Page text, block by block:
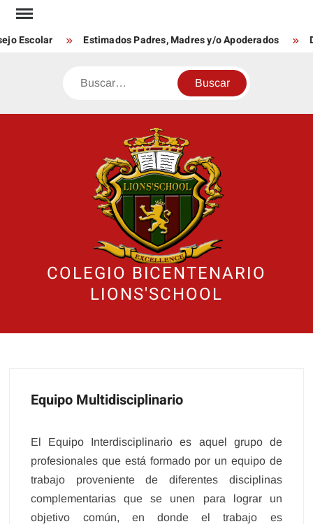
Saltar
contenido
Escolar Estimados Padres, Madres y/o Apoderados
Buscar
COLEGIO BICENTENARIO
LIONS'SCHOOL
Equipo Multidisciplinario
El Equipo Interdisciplinario es aquel grupo de
profesionales que está formado por un equipo de
trabajo proveniente de diferentes disciplinas
complementarias que se unen para lograr un
objetivo común, en donde el trabajo es